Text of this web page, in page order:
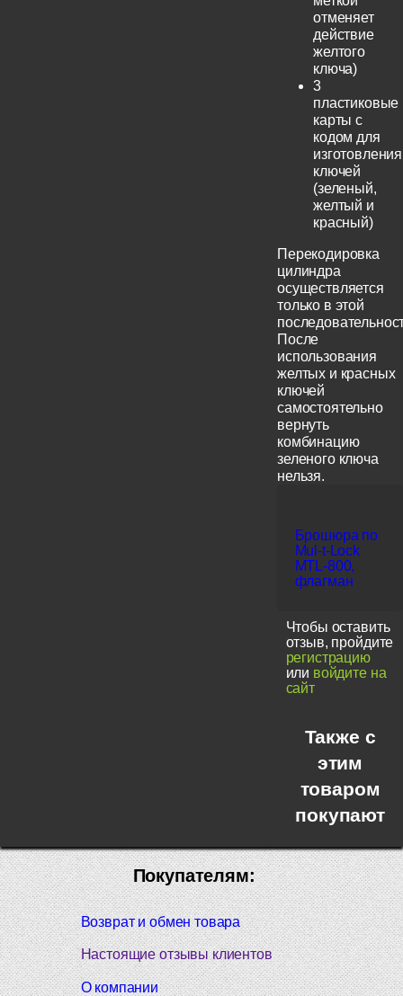
отменяет
действие
желтого
ключа)
3
пластиковые
карты с
кодом для
изготовления
ключей
(зеленый,
желтый и
красный)
Перекодировка
цилиндра
осуществляется
только в этой
После
использования
желтых и красных
ключей
самостоятельно
вернуть
комбинацию
зеленого ключа
нельзя.
Брошюра по
Mul-t-Lock
MTL-800,
флагман
Чтобы оставить
отзыв, пройдите
регистрацию
или войдите на
сайт
Также с
этим
товаром
покупают
Покупателям:
Возврат и обмен товара
Настоящие отзывы клиентов
О компании